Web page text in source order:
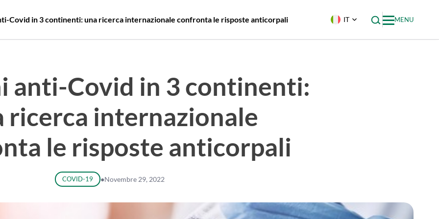
Covid in 3 continenti: una ricerca internazionale confronta le risposte anticorpali IT MENU
anti-Covid in 3 continenti:
ricerca internazionale
le risposte anticorpali
COVID-19 ●Novembre 29, 2022